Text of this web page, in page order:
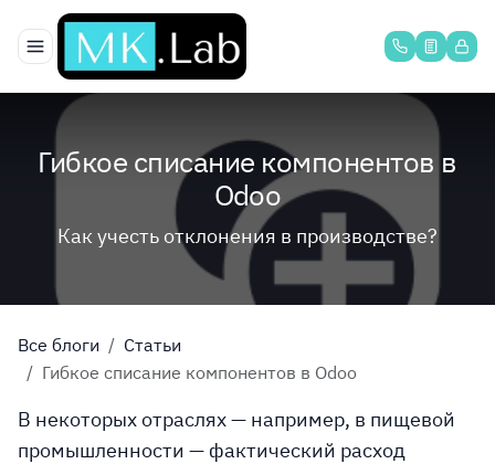
Перейти к содержимому
Гибкое списание компонентов в
Odoo
Как учесть отклонения в производстве?
Все блоги
Статьи
Гибкое списание компонентов в Odoo
В некоторых отраслях — например, в пищевой
промышленности — фактический расход